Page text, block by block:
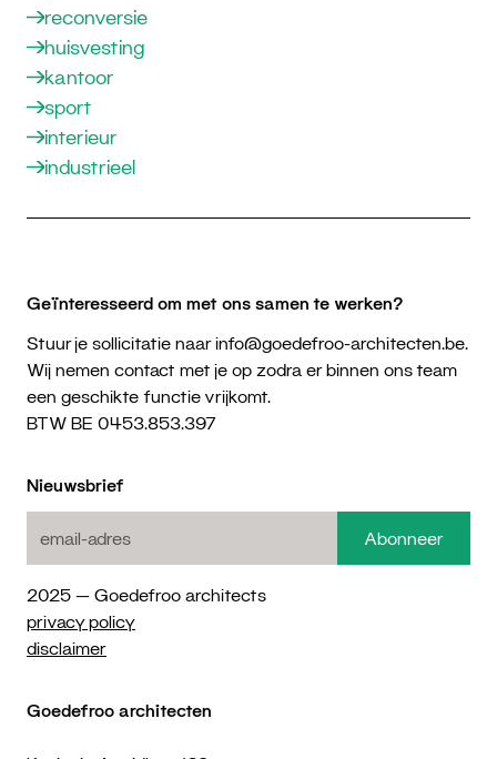
reconversie
huisvesting
kantoor
sport
interieur
industrieel
Nieuwsbrief
2025 — Goedefroo architects
privacy policy
disclaimer
Goedefroo architecten
Geïnteresseerd om met ons samen te werken?
Stuur je sollicitatie naar info@goedefroo-architecten.be.
Wij nemen contact met je op zodra er binnen ons team
een geschikte functie vrijkomt.
BTW BE 0453.853.397